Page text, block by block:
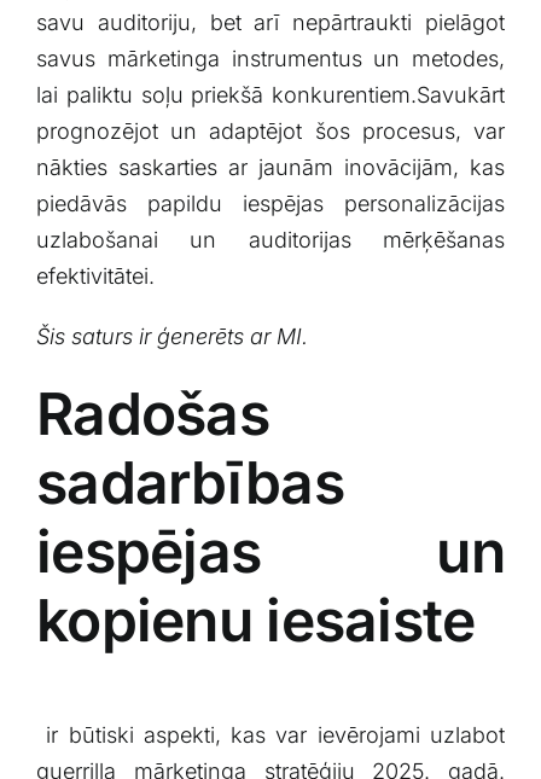
savu auditoriju, bet arī nepārtraukti‍ pielāgot
savus mārketinga instrumentus un⁤ metodes,
lai paliktu soļu‍ priekšā konkurentiem.Savukārt
prognozējot un adaptējot šos procesus, var
nākties saskarties ar jaunām inovācijām, kas
piedāvās papildu iespējas personalizācijas​
uzlabošanai un auditorijas mērķēšanas
efektivitātei.
Šis ‍saturs ir ‍ģenerēts ar MI.
Radošas
sadarbības
iespējas un
kopienu iesaiste
⁢ ir būtiski aspekti, kas var ievērojami uzlabot
guerrilla ⁤mārketinga stratēģiju ‌2025. gadā.